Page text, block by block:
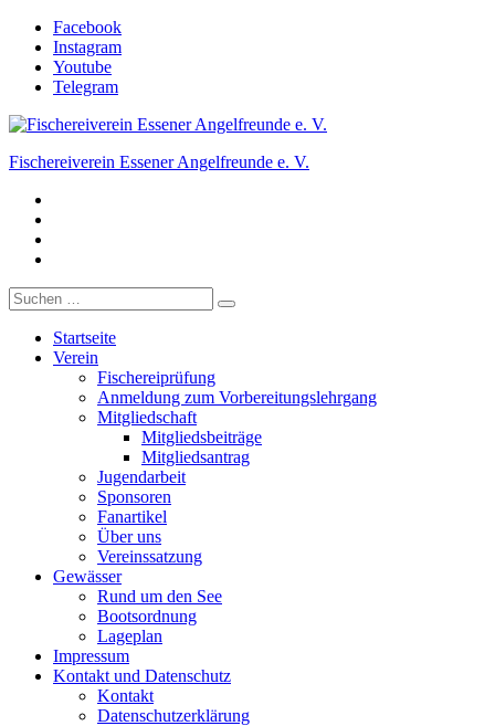
Zum
Inhalt
springen
Facebook
Instagram
Youtube
Telegram
Fischereiverein Essener Angelfreunde e. V.
Der Angelverein in Essen.
Suche
nach:
Startseite
Verein
Fischereiprüfung
Anmeldung zum Vorbereitungslehrgang
Mitgliedschaft
Mitgliedsbeiträge
Mitgliedsantrag
Jugendarbeit
Sponsoren
Fanartikel
Über uns
Vereinssatzung
Gewässer
Rund um den See
Bootsordnung
Lageplan
Impressum
Kontakt und Datenschutz
Kontakt
Datenschutzerklärung